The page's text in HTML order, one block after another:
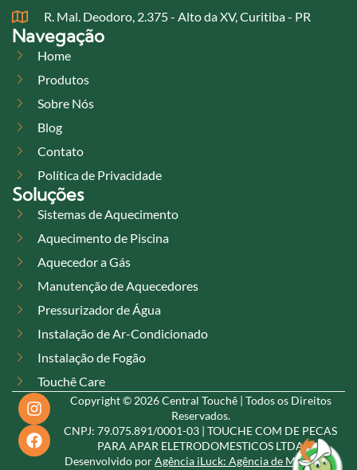
R. Mal. Deodoro, 2.375 - Alto da XV, Curitiba - PR
Navegação
Home
Produtos
Sobre Nós
Blog
Contato
Política de Privacidade
Soluções
Sistemas de Aquecimento
Aquecimento de Piscina
Aquecedor a Gás
Manutenção de Aquecedores
Pressurizador de Água
Instalação de Ar-Condicionado
Instalação de Fogão
Touchê Care
Copyright © 2026 Central Touchê | Todos os Direitos
Reservados.
CNPJ: 79.075.891/0001-03 | TOUCHE COM DE PECAS
PARA APAR ELETRODOMESTICOS LTDA
Desenvolvido porAgência iLuck: Agência de Marketing